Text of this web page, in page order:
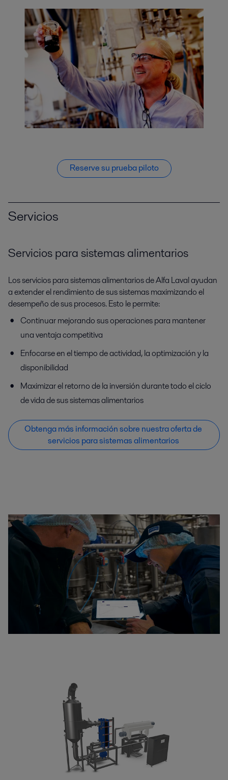
Reserve su prueba piloto
Servicios
Servicios para sistemas alimentarios
Los servicios para sistemas alimentarios de Alfa Laval ayudan
a extender el rendimiento de sus sistemas maximizando el
desempeño de sus procesos. Esto le permite:
Continuar mejorando sus operaciones para mantener
una ventaja competitiva
Enfocarse en el tiempo de actividad, la optimización y la
disponibilidad
Maximizar el retorno de la inversión durante todo el ciclo
de vida de sus sistemas alimentarios
Obtenga más información sobre nuestra oferta de
servicios para sistemas alimentarios